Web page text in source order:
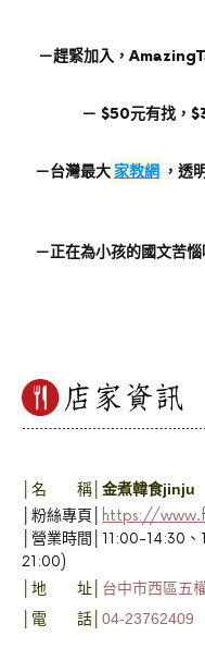
－趕緊加入，
－ $50元有找，
－台灣最大 家教網 ，透
－正在為小孩的國文苦
│名 稱│ 金煮韓食jinju
│粉絲專頁│
https://
│營業時間│11:00-14:30
21:00)
│地 址
台中市西區五
│電 話│ 04-23762409